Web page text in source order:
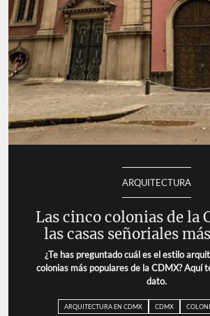
ARQUITECTURA
Las cinco colonias de la
las casas señoriales
¿Te has preguntado cuál es el estilo
colonias más populares de la CDMX? Aquí
dato.
ARQUITECTURA EN CDMX CDMX